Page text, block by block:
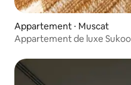
Appartement ⋅ Muscat
Appartement de luxe